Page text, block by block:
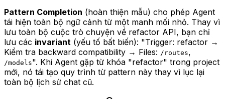
Pattern Completion (hoàn thiện mẫu) cho phép Agent
tái hiện toàn bộ ngữ cảnh từ một manh mối nhỏ. Thay vì
lưu toàn bộ cuộc trò chuyện về refactor API, bạn chỉ
lưu các invariant (yếu tố bất biến): "Trigger: refactor →
Kiểm tra backward compatibility → Files: /routes,
/models". Khi Agent gặp từ khóa "refactor" trong project
mới, nó tái tạo quy trình từ pattern này thay vì lục lại
toàn bộ lịch sử chat cũ.